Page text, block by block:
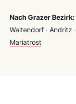
Nach Grazer Bezirk:
Waltendorf · Andritz ·
Mariatrost